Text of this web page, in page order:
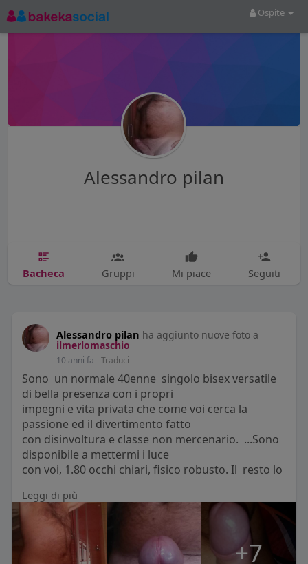
Ospite
Alessandro pilan
Bacheca Gruppi Mi piace Seguiti
Alessandro pilan ha aggiunto nuove foto a
ilmerlomaschio
10 anni fa - Traduci
Sono un normale 40enne singolo bisex versatile
di bella presenza con i propri
impegni e vita privata che come voi cerca la
passione ed il divertimento fatto
con disinvoltura e classe non mercenario. ...Sono
disponibile a mettermi i luce
con voi, 1.80 occhi chiari, fisico robusto. Il resto lo
lascio scoprire a
voi...
Possiamo incontrarci e organizzare il seguito
insieme Metto a disposizione
passione discrezione cura ed igiene, ma
soprattutto la testa. ... baci
Leggi di più
+7